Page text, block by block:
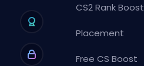
CS2 Rank Boost
Placement
Free CS Boost